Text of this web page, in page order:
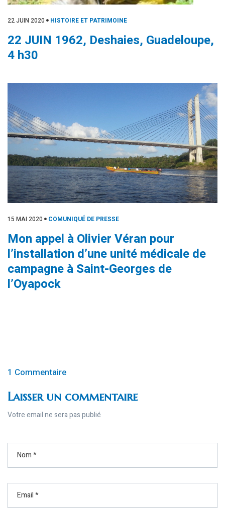
22 JUIN 2020 HISTOIRE ET PATRIMOINE
22 JUIN 1962, Deshaies, Guadeloupe,
4 h30
15 MAI 2020 COMUNIQUÉ DE PRESSE
Mon appel à Olivier Véran pour
l’installation d’une unité médicale de
campagne à Saint-Georges de
l’Oyapock
1 Commentaire
Laisser un commentaire
Votre email ne sera pas publié